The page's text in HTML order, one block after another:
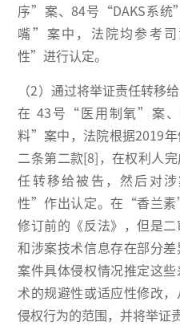
序”案、84号“DAKS系
嘴”案中，法院均参考
性”进行认定。
（2）通过将举证责任转移
在 43号“医用制氧”案
料”案中，法院根据2019
二条第二款[8]，在权利人
任转移给被告，然后对
性”作出认定。在“香兰素
修订前的《反法》，但是
和涉案技术信息存在部分
案件具体侵权情况推定这
术的规避性或适应性修改
侵权行为的范围，并将举证